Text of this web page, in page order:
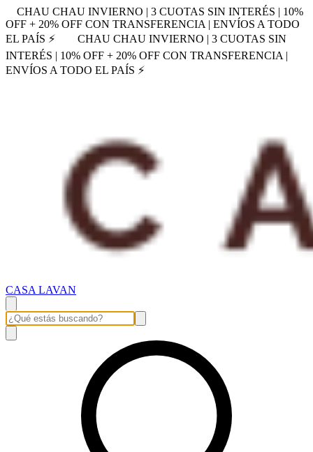
CHAU CHAU INVIERNO | 3 CUOTAS SIN INTERÉS | 10%
OFF + 20% OFF CON TRANSFERENCIA | ENVÍOS A TODO
EL PAÍS ⚡
CHAU CHAU INVIERNO | 3 CUOTAS SIN
INTERÉS | 10% OFF + 20% OFF CON TRANSFERENCIA |
ENVÍOS A TODO EL PAÍS ⚡
CASA LAVAN